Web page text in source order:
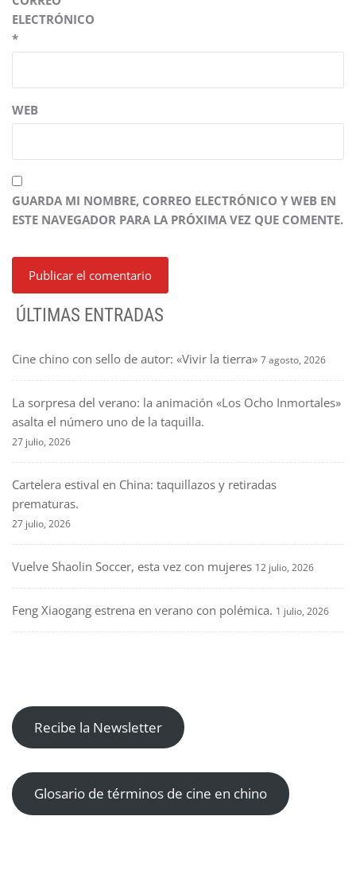
ELECTRÓNICO
*
WEB
GUARDA MI NOMBRE, CORREO ELECTRÓNICO Y WEB EN
ESTE NAVEGADOR PARA LA PRÓXIMA VEZ QUE COMENTE.
ÚLTIMAS ENTRADAS
Cine chino con sello de autor: «Vivir la tierra» 7 agosto, 2026
La sorpresa del verano: la animación «Los Ocho Inmortales»
asalta el número uno de la taquilla.
27 julio, 2026
Cartelera estival en China: taquillazos y retiradas
prematuras.
27 julio, 2026
Vuelve Shaolin Soccer, esta vez con mujeres 12 julio, 2026
Feng Xiaogang estrena en verano con polémica. 1 julio, 2026
Recibe la Newsletter
Glosario de términos de cine en chino